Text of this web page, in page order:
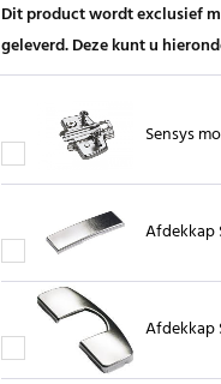
Dit product wordt exclusief
geleverd. Deze kunt u
Sensys
Afdekkap
Afdekkap